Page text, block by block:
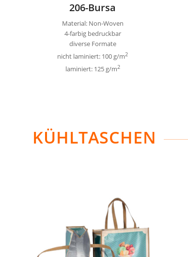
206-Bursa
Material: Non-Woven
4-farbig bedruckbar
diverse Formate
nicht laminiert: 100 g/m2
laminiert: 125 g/m2
KÜHLTASCHEN